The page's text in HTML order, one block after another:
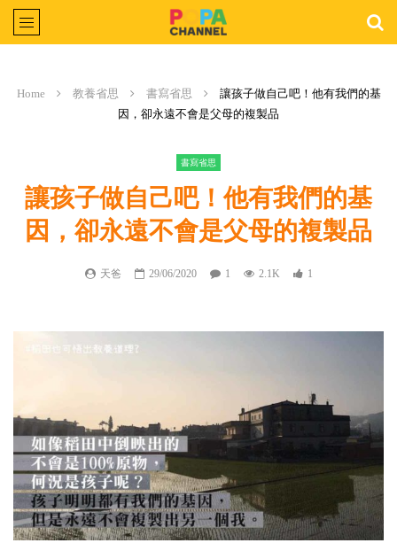
Home 教養省思 書寫省思
讓孩子做自己吧！他有我們的基
因，卻永遠不會是父母的複製品
書寫省思
讓孩子做自己吧！他有我們的基
因，卻永遠不會是父母的複製品
天爸 29/06/2020 1 2.1K 1